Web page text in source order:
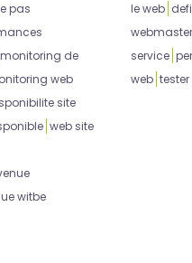
pas
monitoring de
web
site
web site
witbe
le web
webmaster
service
web tester